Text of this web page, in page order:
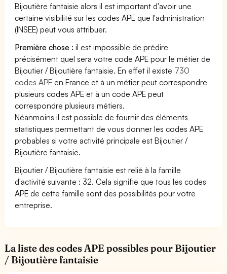
Bijoutière fantaisie alors il est important d'avoir une
certaine visibilité sur les codes APE que l'administration
(INSEE) peut vous attribuer.
Première chose : il est impossible de prédire
précisément quel sera votre code APE pour le métier de
Bijoutier / Bijoutière fantaisie. En effet il existe 730
codes APE en France et à un métier peut correspondre
plusieurs codes APE et à un code APE peut
correspondre plusieurs métiers.
Néanmoins il est possible de fournir des éléments
statistiques permettant de vous donner les codes APE
probables si votre activité principale est Bijoutier /
Bijoutière fantaisie.
Bijoutier / Bijoutière fantaisie est relié à la famille
d'activité suivante : 32. Cela signifie que tous les codes
APE de cette famille sont des possibilités pour votre
entreprise.
La liste des codes APE possibles pour Bijoutier
/ Bijoutière fantaisie